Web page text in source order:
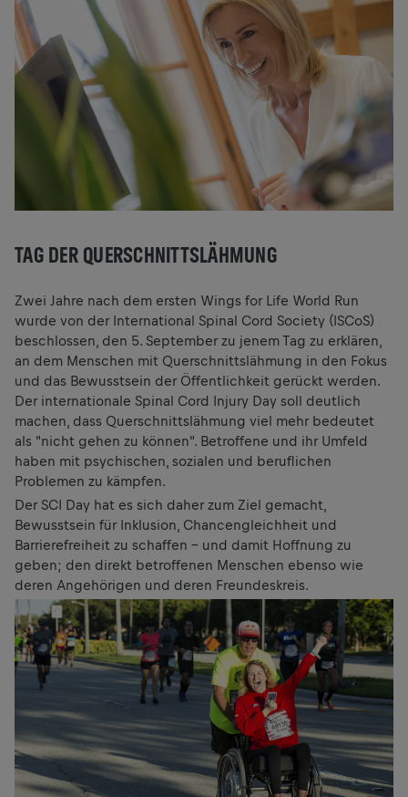
TAG DER QUERSCHNITTSLÄHMUNG
Zwei Jahre nach dem ersten Wings for Life World Run
wurde von der International Spinal Cord Society (ISCoS)
beschlossen, den 5. September zu jenem Tag zu erklären,
an dem Menschen mit Querschnittslähmung in den Fokus
und das Bewusstsein der Öffentlichkeit gerückt werden.
Der internationale Spinal Cord Injury Day soll deutlich
machen, dass Querschnittslähmung viel mehr bedeutet
als "nicht gehen zu können". Betroffene und ihr Umfeld
haben mit psychischen, sozialen und beruflichen
Problemen zu kämpfen.
Der SCI Day hat es sich daher zum Ziel gemacht,
Bewusstsein für Inklusion, Chancengleichheit und
Barrierefreiheit zu schaffen – und damit Hoffnung zu
geben; den direkt betroffenen Menschen ebenso wie
deren Angehörigen und deren Freundeskreis.